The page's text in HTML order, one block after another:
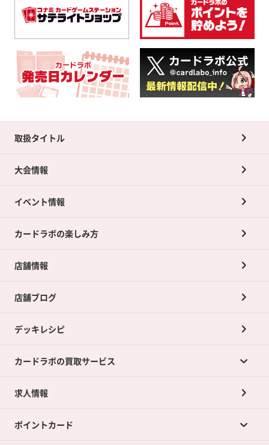
取扱タイトル
大会情報
イベント情報
カードラボの楽しみ方
店舗情報
店舗ブログ
デッキレシピ
カードラボの買取サービス
カードラボの買取サービスTOP
店舗買取について
求人情報
ポイントカード